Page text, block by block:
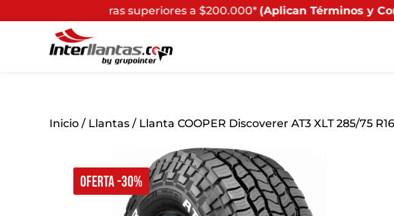
a $200.000*(Aplican Términos y Condiciones) -
OFERTA -30%
Inicio / Llantas / Llanta COOPER Discoverer AT3 XLT 285/75 R16